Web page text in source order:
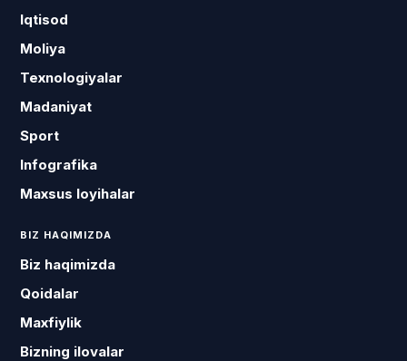
Iqtisod
Moliya
Texnologiyalar
Madaniyat
Sport
Infografika
Maxsus loyihalar
BIZ HAQIMIZDA
Biz haqimizda
Qoidalar
Maxfiylik
Bizning ilovalar